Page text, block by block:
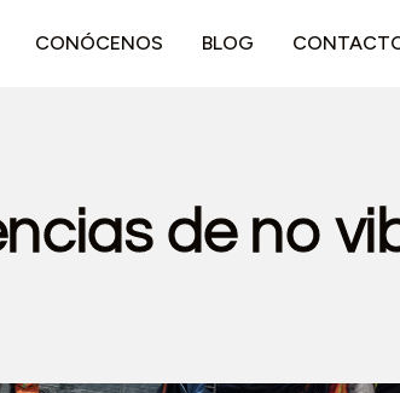
CONÓCENOS BLOG
de no